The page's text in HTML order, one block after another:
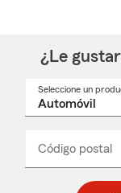
¿Le
Seleccione un
Código postal
_____